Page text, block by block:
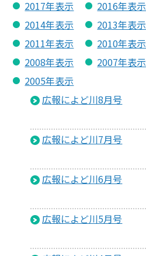
2017年表示
2016年表示
2014年表示
2013年表示
2011年表示
2010年表示
2008年表示
2007年表示
2005年表示
広報によど川8月号
広報によど川7月号
広報によど川6月号
広報によど川5月号